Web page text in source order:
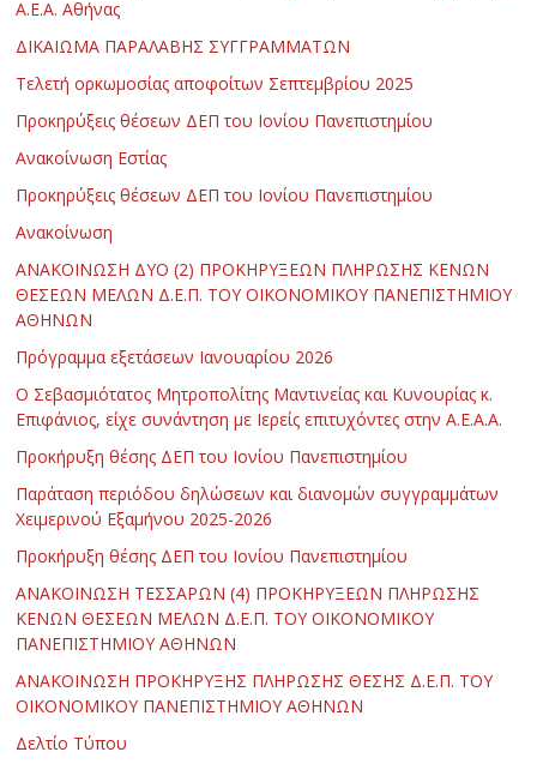
Α.Ε.Α. Αθήνας
ΔΙΚΑΙΩΜΑ ΠΑΡΑΛΑΒΗΣ ΣΥΓΓΡΑΜΜΑΤΩΝ
Τελετή ορκωμοσίας αποφοίτων Σεπτεμβρίου 2025
Προκηρύξεις θέσεων ΔΕΠ του Ιονίου Πανεπιστημίου
Ανακοίνωση Εστίας
Προκηρύξεις θέσεων ΔΕΠ του Ιονίου Πανεπιστημίου
Ανακοίνωση
ΑΝΑΚΟΙΝΩΣΗ ΔΥΟ (2) ΠΡΟΚΗΡΥΞΕΩΝ ΠΛΗΡΩΣΗΣ ΚΕΝΩΝ
ΘΕΣΕΩΝ ΜΕΛΩΝ Δ.Ε.Π. ΤΟΥ ΟΙΚΟΝΟΜΙΚΟΥ ΠΑΝΕΠΙΣΤΗΜΙΟΥ
ΑΘΗΝΩΝ
Πρόγραμμα εξετάσεων Ιανουαρίου 2026
Ο Σεβασμιότατος Μητροπολίτης Μαντινείας και Κυνουρίας κ.
Επιφάνιος, είχε συνάντηση με Ιερείς επιτυχόντες στην Α.Ε.Α.Α.
Προκήρυξη θέσης ΔΕΠ του Ιονίου Πανεπιστημίου
Παράταση περιόδου δηλώσεων και διανομών συγγραμμάτων
Χειμερινού Εξαμήνου 2025-2026
Προκήρυξη θέσης ΔΕΠ του Ιονίου Πανεπιστημίου
ΑΝΑΚΟΙΝΩΣΗ ΤΕΣΣΑΡΩΝ (4) ΠΡΟΚΗΡΥΞΕΩΝ ΠΛΗΡΩΣΗΣ
ΚΕΝΩΝ ΘΕΣΕΩΝ ΜΕΛΩΝ Δ.Ε.Π. ΤΟΥ ΟΙΚΟΝΟΜΙΚΟΥ
ΠΑΝΕΠΙΣΤΗΜΙΟΥ ΑΘΗΝΩΝ
ΑΝΑΚΟΙΝΩΣΗ ΠΡΟΚΗΡΥΞΗΣ ΠΛΗΡΩΣΗΣ ΘΕΣΗΣ Δ.Ε.Π. ΤΟΥ
ΟΙΚΟΝΟΜΙΚΟΥ ΠΑΝΕΠΙΣΤΗΜΙΟΥ ΑΘΗΝΩΝ
Δελτίο Τύπου